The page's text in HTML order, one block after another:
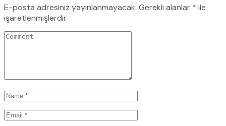
E-posta adresiniz yayınlanmayacak. Gerekli alanlar * ile
işaretlenmişlerdir